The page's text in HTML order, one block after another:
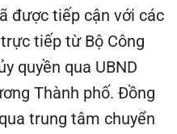
được tiếp cận với các
tiếp từ Bộ Công
quyền qua UBND
Thành phố. Đồng
trung tâm chuyển